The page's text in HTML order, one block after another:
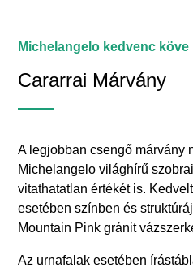
Michelangelo kedvenc köve
Cararrai Márvány
A legjobban csengő márvány
Michelangelo világhírű
vitathatatlan értékét is.
esetében színben és
Mountain Pink gránit
Az urnafalak esetében